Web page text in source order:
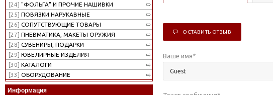
[24] "ФОЛЬГА" И ПРОЧИЕ НАШИВКИ
[25] ПОВЯЗКИ НАРУКАВНЫЕ
[26] СОПУТСТВУЮЩИЕ ТОВАРЫ
[27] ПНЕВМАТИКА, МАКЕТЫ ОРУЖИЯ
[28] СУВЕНИРЫ, ПОДАРКИ
[29] ЮВЕЛИРНЫЕ ИЗДЕЛИЯ
[30] КАТАЛОГИ
[33] ОБОРУДОВАНИЕ
Информация
ОСТАВИТЬ ОТЗЫВ
Ваше имя*